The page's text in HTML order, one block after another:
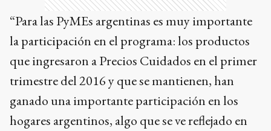
“Para las PyMEs argentinas es muy importante
la participación en el programa: los productos
que ingresaron a Precios Cuidados en el primer
trimestre del 2016 y que se mantienen, han
ganado una importante participación en los
hogares argentinos, algo que se ve reflejado en